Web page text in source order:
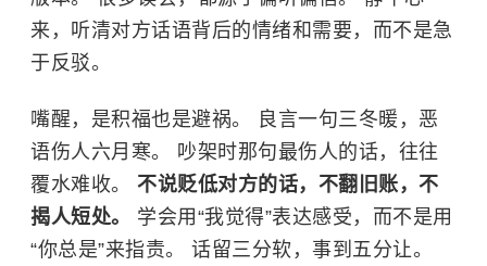
来，听清对方话语背后的情绪和需要，而不是急
于反驳。
嘴醒，是积福也是避祸。 良言一句三冬暖，恶
语伤人六月寒。 吵架时那句最伤人的话，往往
覆水难收。 不说贬低对方的话，不翻旧账，不
揭人短处。 学会用“我觉得”表达感受，而不是用
“你总是”来指责。 话留三分软，事到五分让。